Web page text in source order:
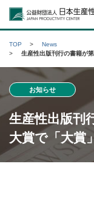
TOP
News
生産性出版刊行の書籍が
お知らせ
生産性出版刊
大賞で「大賞